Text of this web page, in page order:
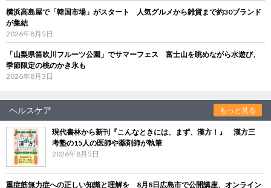
横浜高島屋で「韓国市場」がスタート 人気グルメから雑貨まで約30ブランド
が集結
2026年8月5日
「山梨県笛吹川フルーツ公園」でサマーフェス 富士山を眺めながら水遊び、
季節限定の桃のかき氷も
2026年8月3日
ヘルスケア もっと見る
現代書林から新刊『こんなときには、まず、漢方！』 漢方三
考塾の15人の医師や薬剤師が執筆
2026年8月5日
重症筋無力症への正しい知識と理解を 8月8日広島市で公開講座、オンライン